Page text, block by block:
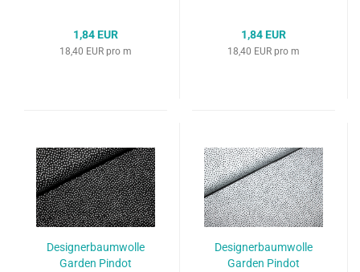
1,84 EUR
18,40 EUR pro m
1,84 EUR
18,40 EUR pro m
Designerbaumwolle
Garden Pindot
Designerbaumwolle
Garden Pindot